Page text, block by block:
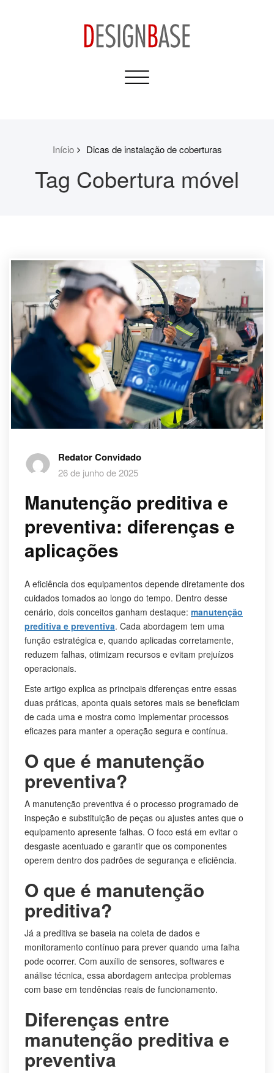
Toggle
Início Dicas de instalação de coberturas
Tag Cobertura móvel
Redator Convidado
26 de junho de 2025
Manutenção preditiva e
preventiva: diferenças e
aplicações
A eficiência dos equipamentos depende diretamente dos
cuidados tomados ao longo do tempo. Dentro desse
cenário, dois conceitos ganham destaque: manutenção
preditiva e preventiva. Cada abordagem tem uma
função estratégica e, quando aplicadas corretamente,
reduzem falhas, otimizam recursos e evitam prejuízos
operacionais.
Este artigo explica as principais diferenças entre essas
duas práticas, aponta quais setores mais se beneficiam
de cada uma e mostra como implementar processos
eficazes para manter a operação segura e contínua.
O que é manutenção
preventiva?
A manutenção preventiva é o processo programado de
inspeção e substituição de peças ou ajustes antes que o
equipamento apresente falhas. O foco está em evitar o
desgaste acentuado e garantir que os componentes
operem dentro dos padrões de segurança e eficiência.
O que é manutenção
preditiva?
Já a preditiva se baseia na coleta de dados e
monitoramento contínuo para prever quando uma falha
pode ocorrer. Com auxílio de sensores, softwares e
análise técnica, essa abordagem antecipa problemas
com base em tendências reais de funcionamento.
Diferenças entre
manutenção preditiva e
preventiva